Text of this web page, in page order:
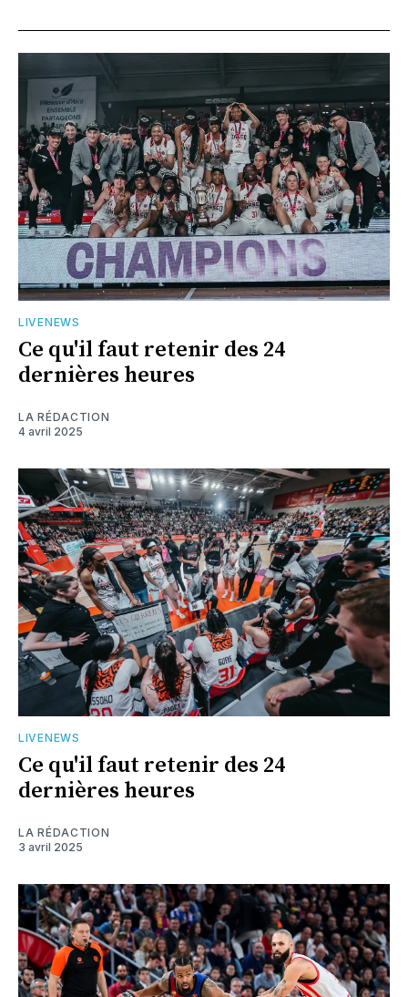
LIVENEWS
Ce qu'il faut retenir des 24
dernières heures
LA RÉDACTION
4 avril 2025
LIVENEWS
Ce qu'il faut retenir des 24
dernières heures
LA RÉDACTION
3 avril 2025